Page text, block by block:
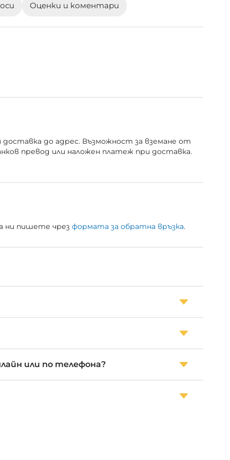
Оценки и коментари
до адрес. Възможност за вземане от
превод или наложен платеж при доставка.
ни пишете чрез формата за обратна връзка.
или по телефона?